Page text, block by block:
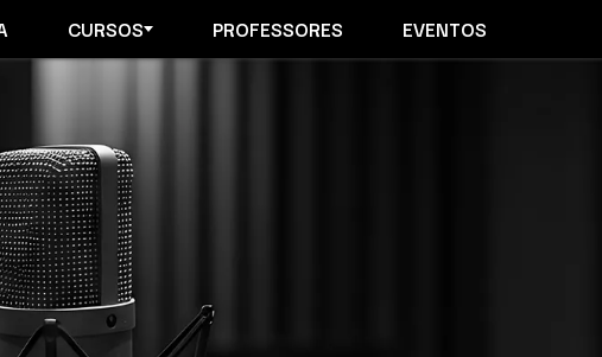
CURSOS PROFESSORES EVENTOS